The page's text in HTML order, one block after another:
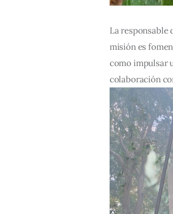
La responsable
misión es
como impulsar
colaboración